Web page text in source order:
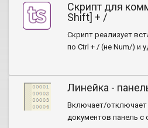
Скрипт для
Shift] + /
Скрипт реализует
по Ctrl + / (не Num/) и удаление комментария по
Линейка -
Включает/отключает
документов панель